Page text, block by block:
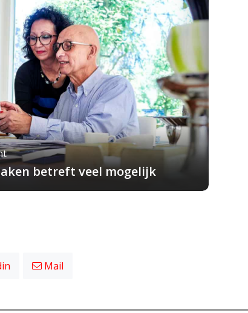
betreft veel mogelijk
Mail